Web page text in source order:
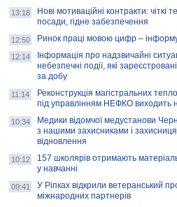
13:18
Нові мотиваційні контракти: чіткі
посади, гідне забезпечення
12:50 Ринок праці мовою цифр –
12:14
Інформація про надзвичайні
небезпечні події, які
за добу
11:14
Реконструкція магістральних
під управлінням НЕФКО виходить
10:34
Медики відомчої медустанови
з нашими захисниками і
відновлення
10:12
157 школярів отримають
у навчанні
09:41
У Ріпках відкрили ветеранський
міжнародних партнерів